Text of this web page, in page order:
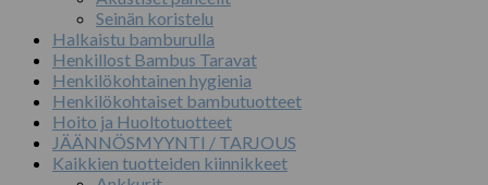
Seinän koristelu
Halkaistu bamburulla
Henkillost Bambus Taravat
Henkilökohtainen hygienia
Henkilökohtaiset bambutuotteet
Hoito ja Huoltotuotteet
JÄÄNNÖSMYYNTI / TARJOUS
Kaikkien tuotteiden kiinnikkeet